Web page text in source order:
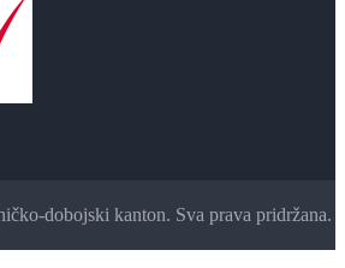
dobojski kanton. Sva prava pridržana.